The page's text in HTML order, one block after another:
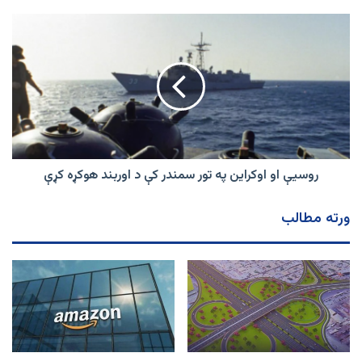
ټپیان
دي
سمندر
کې
د
اوربند
روسیې او اوکراین په تور سمندر کې د اوربند هوکړه کړې
ورته مطالب